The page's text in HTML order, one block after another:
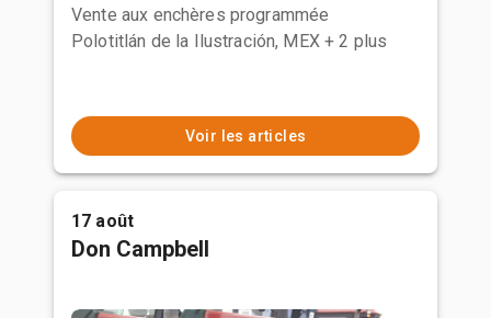
Vente aux enchères programmée
Polotitlán de la Ilustración, MEX + 2 plus
Voir les articles
17 août
Don Campbell